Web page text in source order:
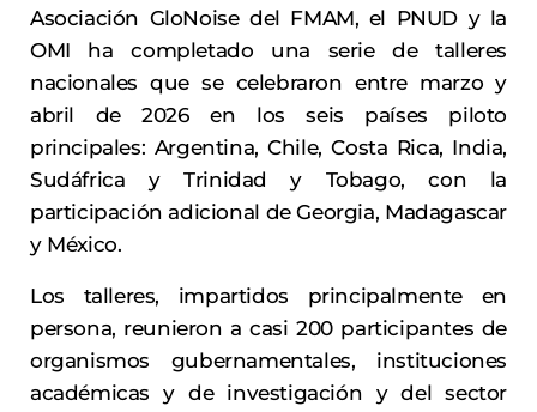
Asociación GloNoise del FMAM, el PNUD y la
OMI ha completado una serie de talleres
nacionales que se celebraron entre marzo y
abril de 2026 en los seis países piloto
principales: Argentina, Chile, Costa Rica, India,
Sudáfrica y Trinidad y Tobago, con la
participación adicional de Georgia, Madagascar
y México.
Los talleres, impartidos principalmente en
persona, reunieron a casi 200 participantes de
organismos gubernamentales, instituciones
académicas y de investigación y del sector